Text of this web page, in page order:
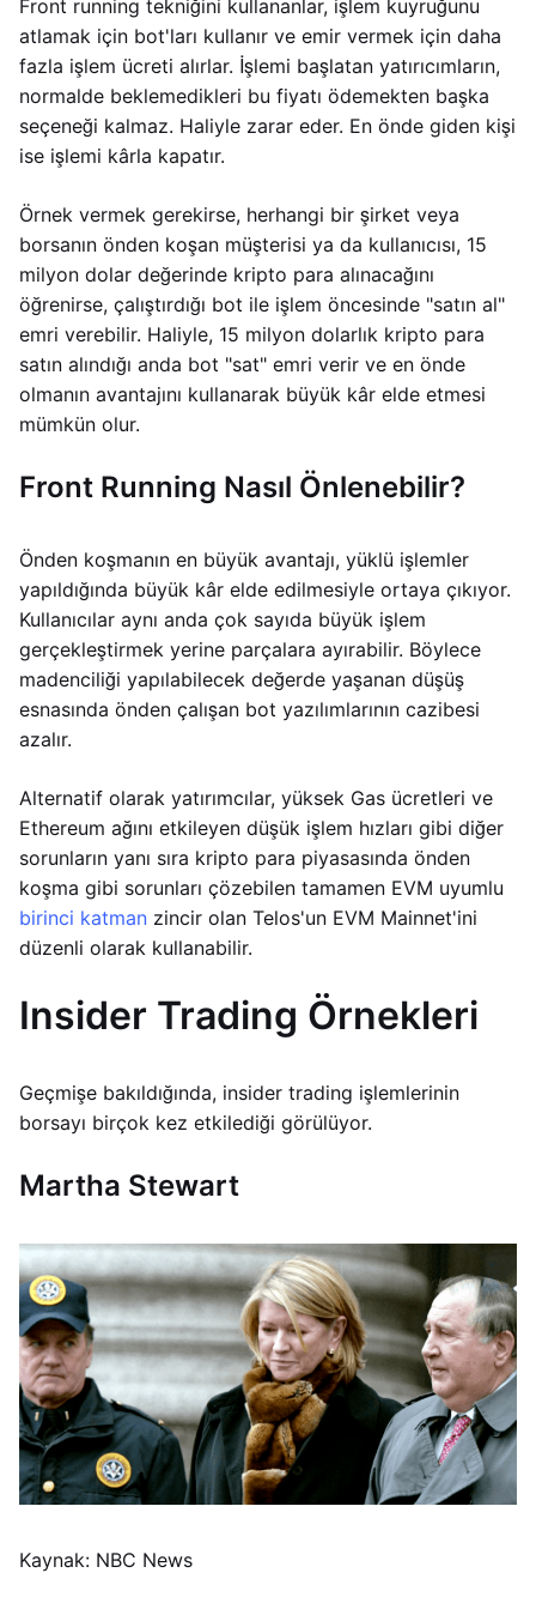
Front running tekniğini kullananlar, işlem kuyruğunu
atlamak için bot'ları kullanır ve emir vermek için daha
fazla işlem ücreti alırlar. İşlemi başlatan yatırıcımların,
normalde beklemedikleri bu fiyatı ödemekten başka
seçeneği kalmaz. Haliyle zarar eder. En önde giden kişi
ise işlemi kârla kapatır.
Örnek vermek gerekirse, herhangi bir şirket veya
borsanın önden koşan müşterisi ya da kullanıcısı, 15
milyon dolar değerinde kripto para alınacağını
öğrenirse, çalıştırdığı bot ile işlem öncesinde "satın al"
emri verebilir. Haliyle, 15 milyon dolarlık kripto para
satın alındığı anda bot "sat" emri verir ve en önde
olmanın avantajını kullanarak büyük kâr elde etmesi
mümkün olur.
Front Running Nasıl Önlenebilir?
Önden koşmanın en büyük avantajı, yüklü işlemler
yapıldığında büyük kâr elde edilmesiyle ortaya çıkıyor.
Kullanıcılar aynı anda çok sayıda büyük işlem
gerçekleştirmek yerine parçalara ayırabilir. Böylece
madenciliği yapılabilecek değerde yaşanan düşüş
esnasında önden çalışan bot yazılımlarının cazibesi
azalır.
Alternatif olarak yatırımcılar, yüksek Gas ücretleri ve
Ethereum ağını etkileyen düşük işlem hızları gibi diğer
sorunların yanı sıra kripto para piyasasında önden
koşma gibi sorunları çözebilen tamamen EVM uyumlu
birinci katman zincir olan Telos'un EVM Mainnet'ini
düzenli olarak kullanabilir.
Insider Trading Örnekleri
Geçmişe bakıldığında, insider trading işlemlerinin
borsayı birçok kez etkilediği görülüyor.
Martha Stewart
Kaynak: NBC News